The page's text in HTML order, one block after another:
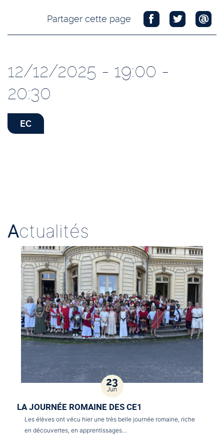
Partager cette page
12/12/2025 - 19:00 -
20:30
EC
Actualités
23
Jun
LA JOURNÉE ROMAINE DES CE1
Les élèves ont vécu hier une très belle journée romaine, riche
en découvertes, en apprentissages…